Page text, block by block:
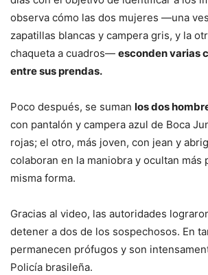
observa cómo las dos mujeres —una
zapatillas blancas y campera gris, y la
chaqueta a cuadros— esconden varias
entre sus prendas.
Poco después, se suman los dos
con pantalón y campera azul de Boca
rojas; el otro, más joven, con jean y
colaboran en la maniobra y ocultan más
misma forma.
Gracias al video, las autoridades
detener a dos de los sospechosos. En
permanecen prófugos y son
Policía brasileña.